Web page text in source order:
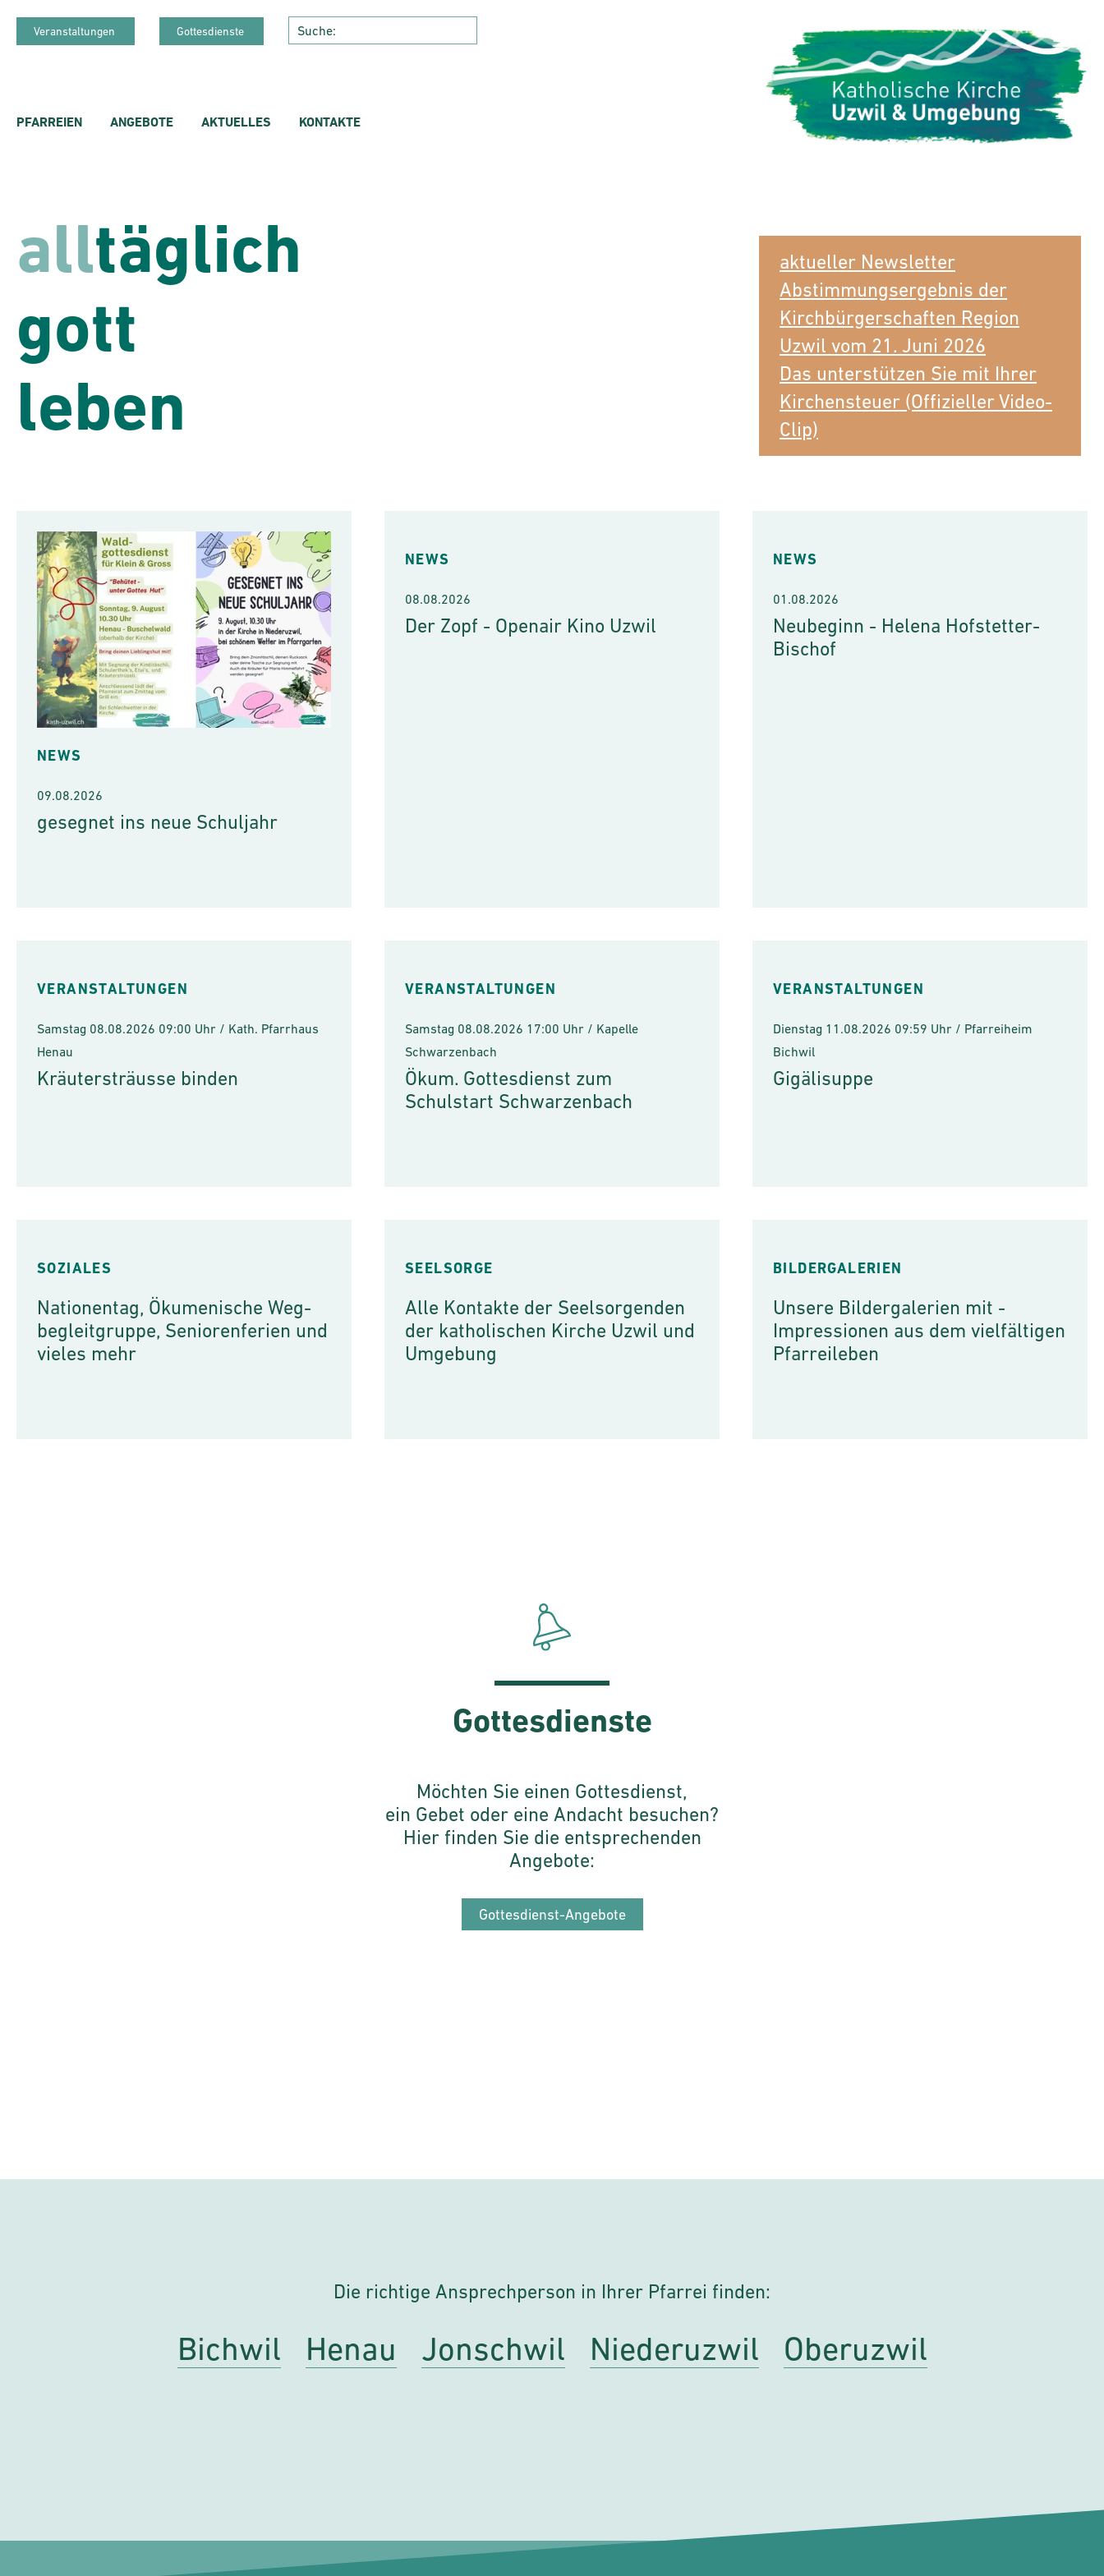
Veranstaltungen Gottesdienste
PFARREIEN ANGEBOTE AKTUELLES KONTAKTE
alltäglich
gott
leben
aktueller Newsletter
Abstimmungsergebnis der
Kirchbürgerschaften Region
Uzwil vom 21. Juni 2026
Das unterstützen Sie mit Ihrer
Kirchensteuer (Offizieller Video-
Clip)
NEWS
09.08.2026
gesegnet ins neue Schuljahr
NEWS
08.08.2026
Der Zopf - Openair Kino Uzwil
NEWS
01.08.2026
Neubeginn - Helena Hofstetter-
Bischof
VERANSTALTUNGEN
Samstag 08.08.2026 09:00 Uhr / Kath. Pfarrhaus
Henau
Kräutersträusse binden
VERANSTALTUNGEN
Samstag 08.08.2026 17:00 Uhr / Kapelle
Schwarzenbach
Ökum. Gottesdienst zum
Schulstart Schwarzenbach
VERANSTALTUNGEN
Dienstag 11.08.2026 09:59 Uhr / Pfarreiheim
Bichwil
Gigälisuppe
SOZIALES
Nationentag, Ökumenische Weg­
begleitgruppe, Seniorenferien und
vieles mehr
SEELSORGE
Alle Kontakte der Seelsorgenden
der katholischen Kirche Uzwil und
Umgebung
BILDERGALERIEN
Unsere Bildergalerien mit ­
Impressionen aus dem ­vielfältigen
­Pfarreileben
Gottesdienste
Möchten Sie einen Gottesdienst,
ein Gebet oder eine Andacht besuchen?
Hier finden Sie die entsprechenden
Angebote:
Gottesdienst-Angebote
Die richtige Ansprechperson in Ihrer Pfarrei finden:
Bichwil Henau Jonschwil Niederuzwil Oberuzwil